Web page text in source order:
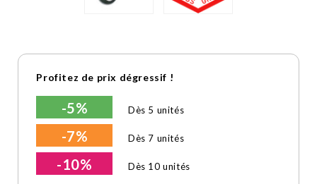
Profitez de prix dégressif !
-5% Dès 5 unités
-7% Dès 7 unités
-10% Dès 10 unités